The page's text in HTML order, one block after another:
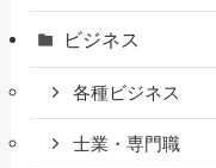
ビジネス
各種ビジネス
士業・専門職